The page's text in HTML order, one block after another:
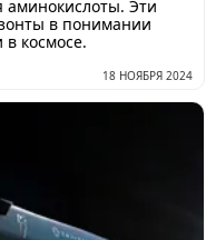
аминокислоты. Эти
в понимании
космосе.
18 НОЯБРЯ 2024